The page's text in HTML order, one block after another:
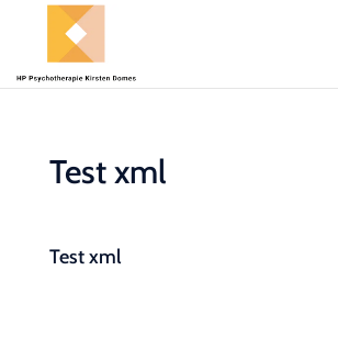
Test xml
Test xml